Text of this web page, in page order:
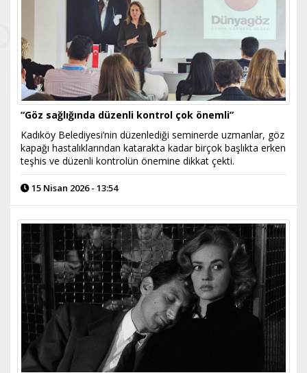
“Göz sağlığında düzenli kontrol çok önemli”
Kadıköy Belediyesi’nin düzenlediği seminerde uzmanlar, göz
kapağı hastalıklarından katarakta kadar birçok başlıkta erken
teşhis ve düzenli kontrolün önemine dikkat çekti.
15 Nisan 2026 - 13:54